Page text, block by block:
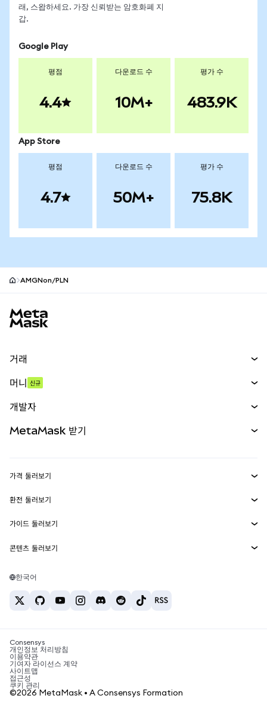
래, 스왑하세요. 가장 신뢰받는 암호화폐 지
갑.
Google Play
평점
4.4
다운로드 수
10M+
평가 수
483.9K
App Store
평점
4.7
다운로드 수
50M+
평가 수
75.8K
AMGNon/PLN
거래
무기한 선물
실물자산
머니 신규
개발자
MetaMask Connect
Snaps
웹3 서비스
MetaMask 받기
보안
고객 지원
채용
가격 둘러보기
이더리움 가격
솔라나 가격
테더 가격
환전 둘러보기
ETH를 USD로 환전
USDT를 INR로 환전
BTC를 INR로 환전
ETH를 USDT로 환전
가이드 둘러보기
ETH 매수
USDT 매수
SHIB 매수
BNB 매수
콘텐츠 둘러보기
솔라나 지갑
암호화폐 세금 뉴스
암호화폐 매수 방법
비트코인 매도 방법
한국어
Consensys
개인정보 처리방침
이용약관
기여자 라이선스 계약
사이트맵
접근성
쿠키 관리
©2026 MetaMask • A Consensys Formation